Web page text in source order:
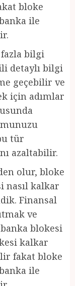
bloke
ile
bilgi
detaylı bilgi
geçebilir ve
için adımlar
tür
azaltabilir.
olur, bloke
nasıl kalkar
Finansal
ve
blokesi
kalkar
fakat bloke
ile